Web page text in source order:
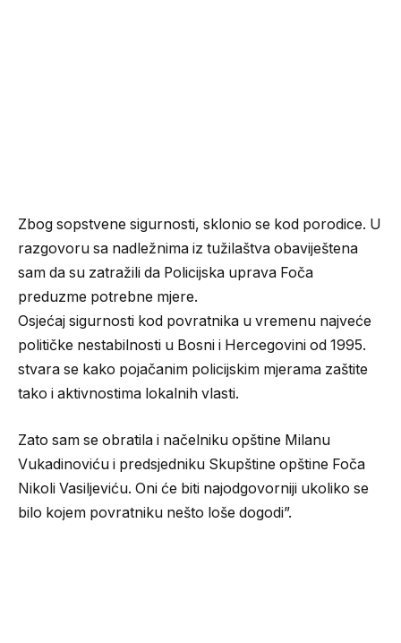
Zbog sopstvene sigurnosti, sklonio se kod porodice. U
razgovoru sa nadležnima iz tužilaštva obaviještena
sam da su zatražili da Policijska uprava Foča
preduzme potrebne mjere.
Osjećaj sigurnosti kod povratnika u vremenu najveće
političke nestabilnosti u Bosni i Hercegovini od 1995.
stvara se kako pojačanim policijskim mjerama zaštite
tako i aktivnostima lokalnih vlasti.
Zato sam se obratila i načelniku opštine Milanu
Vukadinoviću i predsjedniku Skupštine opštine Foča
Nikoli Vasiljeviću. Oni će biti najodgovorniji ukoliko se
bilo kojem povratniku nešto loše dogodi”.